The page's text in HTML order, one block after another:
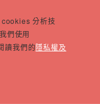
cookies 分析技
們使用
讀我們的隱私權及